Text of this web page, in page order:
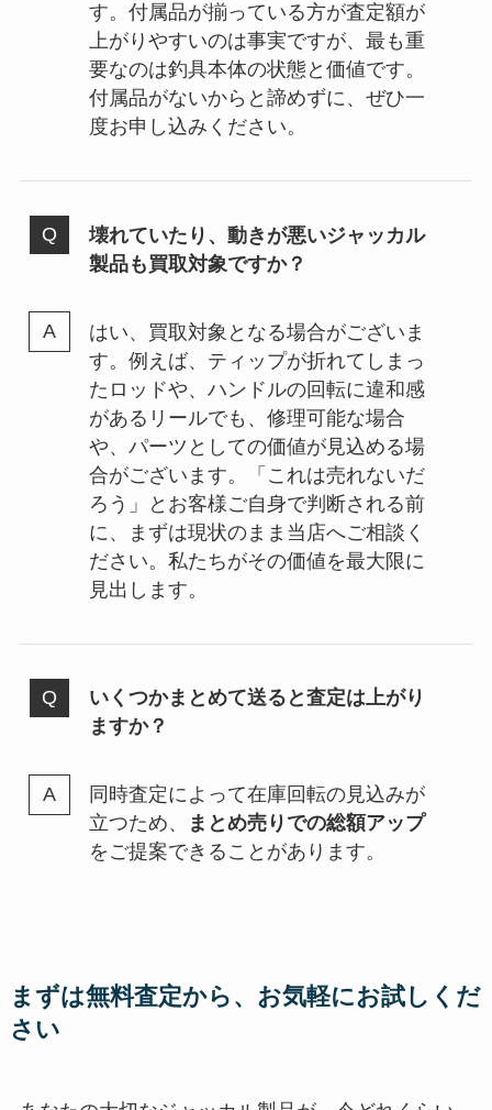
す。付属品が揃っている方が査定額が
上がりやすいのは事実ですが、最も重
要なのは釣具本体の状態と価値です。
付属品がないからと諦めずに、ぜひ一
度お申し込みください。
壊れていたり、動きが悪いジャッカル
製品も買取対象ですか？
はい、買取対象となる場合がございま
す。例えば、ティップが折れてしまっ
たロッドや、ハンドルの回転に違和感
があるリールでも、修理可能な場合
や、パーツとしての価値が見込める場
合がございます。「これは売れないだ
ろう」とお客様ご自身で判断される前
に、まずは現状のまま当店へご相談く
ださい。私たちがその価値を最大限に
見出します。
いくつかまとめて送ると査定は上がり
ますか？
同時査定によって在庫回転の見込みが
立つため、
まとめ売りでの総額アップ
をご提案できることがあります。
まずは無料査定から、お気軽にお試しくだ
さい